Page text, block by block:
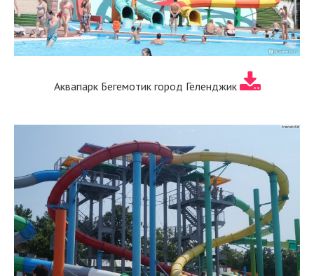
Аквапарк Бегемотик город Геленджик